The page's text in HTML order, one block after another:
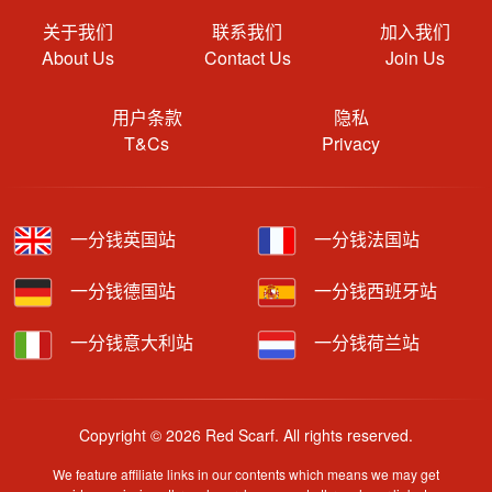
关于我们
About Us
联系我们
Contact Us
加入我们
Join Us
用户条款
T&Cs
隐私
Privacy
一分钱英国站 一分钱法国站
一分钱德国站 一分钱西班牙站
一分钱意大利站 一分钱荷兰站
Copyright © 2026 Red Scarf. All rights reserved.
We feature affiliate links in our contents which means we may get